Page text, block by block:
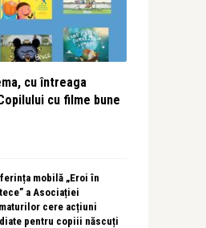
cu întreaga
cu filme bune
mobilă „Eroi în
a Asociației
cere acțiuni
pentru copiii născuți